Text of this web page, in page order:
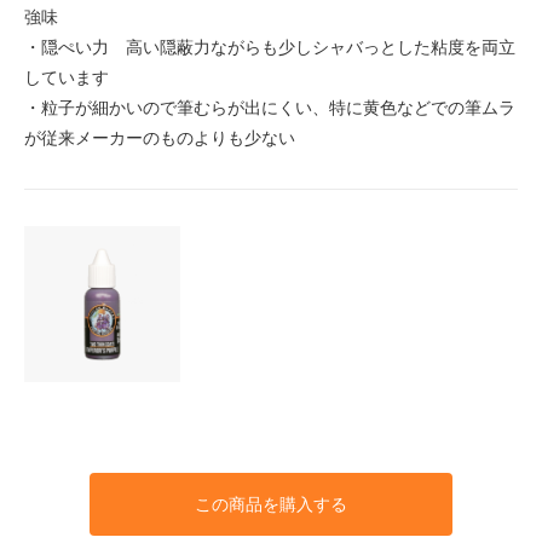
強味
・隠ぺい力 高い隠蔽力ながらも少しシャバっとした粘度を両立
しています
・粒子が細かいので筆むらが出にくい、特に黄色などでの筆ムラ
が従来メーカーのものよりも少ない
この商品を購入する